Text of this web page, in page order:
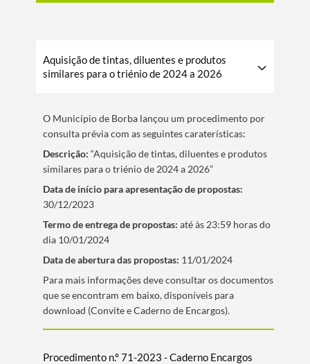
Aquisição de tintas, diluentes e produtos
similares para o triénio de 2024 a 2026
O Municí­pio de Borba lançou um procedimento por
consulta prévia com as seguintes caraterí­sticas:
Descrição:“Aquisição de tintas, diluentes e produtos
similares para o triénio de 2024 a 2026”
Data de iní­cio para apresentação de propostas:
30/12/2023
Termo de entrega de propostas: até às 23:59 horas do
dia 10/01/2024
Data de abertura das propostas: 11/01/2024
​Para mais informações deve consultar os documentos
que se encontram em baixo, disponí­veis para
download (Convite e Caderno de Encargos).
Procedimento n.º 71-2023 - Caderno Encargos